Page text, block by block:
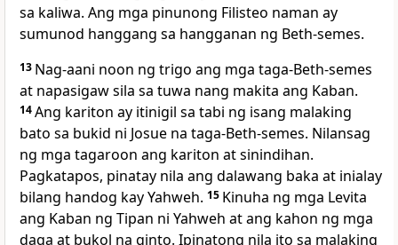
sa kaliwa. Ang mga pinunong Filisteo naman ay
sumunod hanggang sa hangganan ng Beth-semes.
13 Nag-aani noon ng trigo ang mga taga-Beth-semes
at napasigaw sila sa tuwa nang makita ang Kaban.
14Ang kariton ay itinigil sa tabi ng isang malaking
bato sa bukid ni Josue na taga-Beth-semes. Nilansag
ng mga tagaroon ang kariton at sinindihan.
Pagkatapos, pinatay nila ang dalawang baka at inialay
bilang handog kay Yahweh. 15 Kinuha ng mga Levita
ang Kaban ng Tipan ni Yahweh at ang kahon ng mga
daga at bukol na ginto. Ipinatong nila ito sa malaking